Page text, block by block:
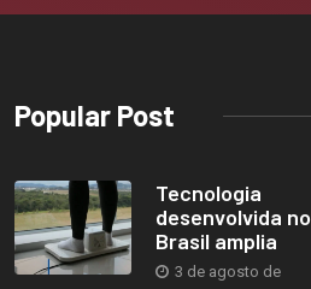
Popular Post
Tecnologia
desenvolvida no
Brasil amplia
3 de agosto de